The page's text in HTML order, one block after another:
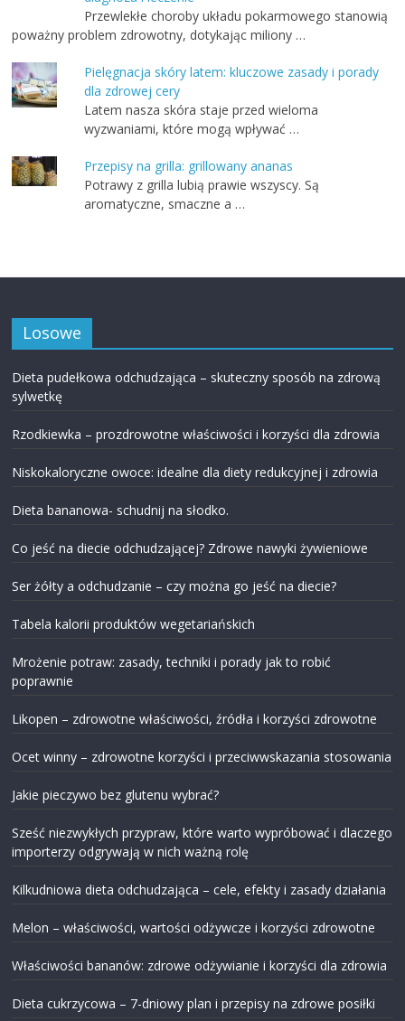
Przewlekłe choroby układu pokarmowego stanowią
poważny problem zdrowotny, dotykając miliony …
Pielęgnacja skóry latem: kluczowe zasady i porady
dla zdrowej cery
Latem nasza skóra staje przed wieloma
wyzwaniami, które mogą wpływać …
Przepisy na grilla: grillowany ananas
Potrawy z grilla lubią prawie wszyscy. Są
aromatyczne, smaczne a …
Losowe
Dieta pudełkowa odchudzająca – skuteczny sposób na zdrową
sylwetkę
Rzodkiewka – prozdrowotne właściwości i korzyści dla zdrowia
Niskokaloryczne owoce: idealne dla diety redukcyjnej i zdrowia
Dieta bananowa- schudnij na słodko.
Co jeść na diecie odchudzającej? Zdrowe nawyki żywieniowe
Ser żółty a odchudzanie – czy można go jeść na diecie?
Tabela kalorii produktów wegetariańskich
Mrożenie potraw: zasady, techniki i porady jak to robić
poprawnie
Likopen – zdrowotne właściwości, źródła i korzyści zdrowotne
Ocet winny – zdrowotne korzyści i przeciwwskazania stosowania
Jakie pieczywo bez glutenu wybrać?
Sześć niezwykłych przypraw, które warto wypróbować i dlaczego
importerzy odgrywają w nich ważną rolę
Kilkudniowa dieta odchudzająca – cele, efekty i zasady działania
Melon – właściwości, wartości odżywcze i korzyści zdrowotne
Właściwości bananów: zdrowe odżywianie i korzyści dla zdrowia
Dieta cukrzycowa – 7-dniowy plan i przepisy na zdrowe posiłki